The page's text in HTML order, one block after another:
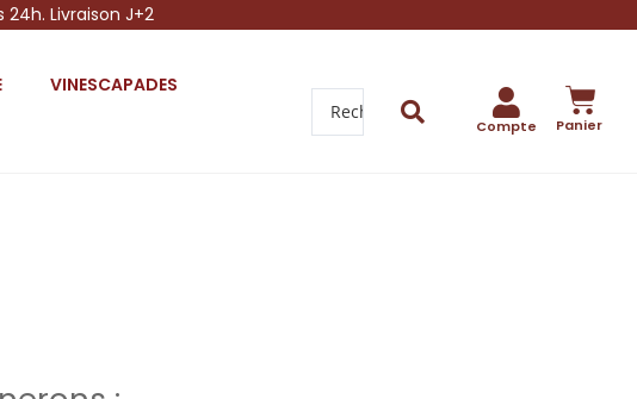
Livraison J+2
VINESCAPADES
Compte Panier